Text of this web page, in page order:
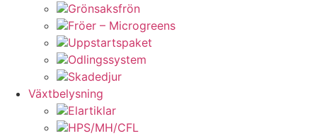
Grönsaksfrön
Fröer – Microgreens
Uppstartspaket
Odlingssystem
Skadedjur
Växtbelysning
Elartiklar
HPS/MH/CFL